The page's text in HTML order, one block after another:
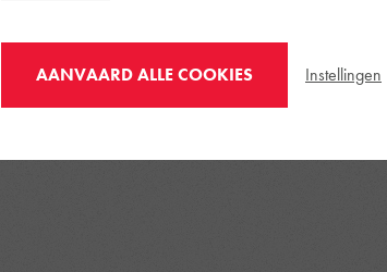
AANVAARD ALLE COOKIES Instellingen